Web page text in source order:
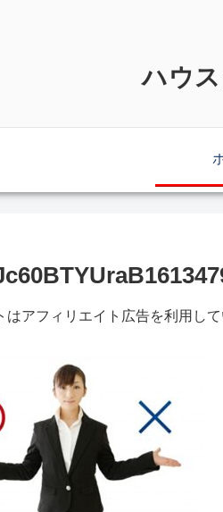
ハウ
アフィリエイト広告を利用して